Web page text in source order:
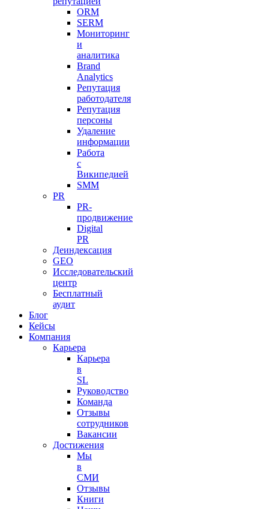
ORM
SERM
Мониторинг
и
аналитика
Brand
Analytics
Репутация
работодателя
Репутация
персоны
Удаление
информации
Работа
с
Википедией
SMM
PR
PR-
продвижение
Digital
PR
Деиндексация
GEO
Исследовательский
центр
Бесплатный
аудит
Блог
Кейсы
Компания
Карьера
Карьера
в
SL
Руководство
Команда
Отзывы
сотрудников
Вакансии
Достижения
Мы
в
СМИ
Отзывы
Книги